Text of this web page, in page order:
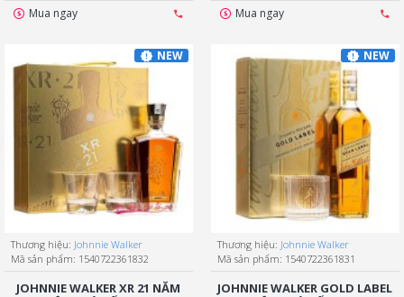
Mua ngay Mua ngay
NEW
Thương hiệu: Johnnie Walker
Mã sản phẩm: 1540722361832
JOHNNIE WALKER XR 21 NĂM
NEW
Thương hiệu: Johnnie Walker
Mã sản phẩm: 1540722361831
JOHNNIE WALKER GOLD LABEL